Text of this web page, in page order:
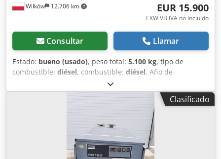
Wilków 12.706 km EUR 15.900
EXW VB IVA no incluído
Consultar Llamar
Estado: bueno (usado), peso total: 5.100 kg, tipo de
combustible: diésel, combustible: diésel, Año de
, FABRICACIÓN - ATLASCOPCO TIPO -
XAS426 S/N - YA3-062854-50542371 AÑO - 2005 Dwodpfet
Srw Aox Ad Ioa POTENCIA (kW) - 166 BOMBA (m3/min) - 25
Clasificado